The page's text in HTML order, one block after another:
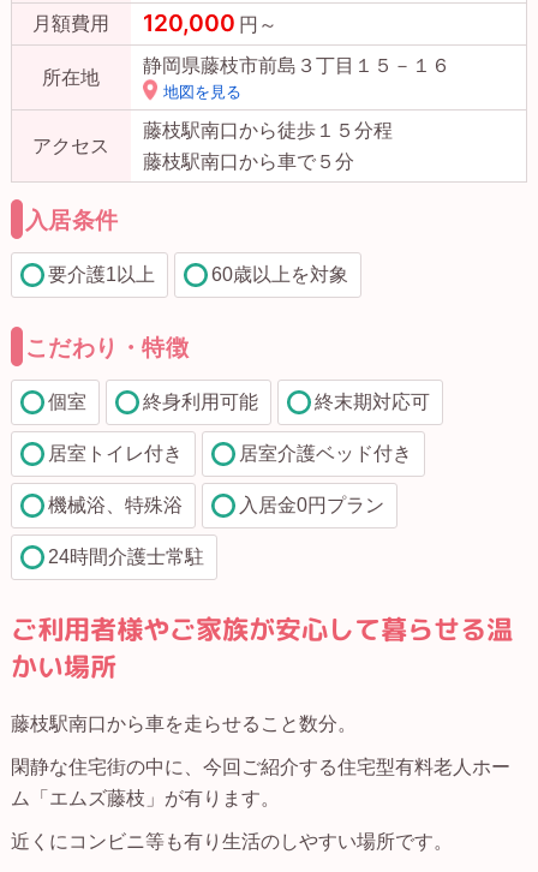
月額費用
120,000 円～
所在地
静岡県藤枝市前島３丁目１５－１６
地図を見る
アクセス
藤枝駅南口から徒歩１５分程
藤枝駅南口から車で５分
入居条件
要介護1以上 60歳以上を対象
こだわり・特徴
個室 終身利用可能 終末期対応可
居室トイレ付き 居室介護ベッド付き
機械浴、特殊浴 入居金0円プラン
24時間介護士常駐
ご利用者様やご家族が安心して暮らせる温
かい場所
藤枝駅南口から車を走らせること数分。
閑静な住宅街の中に、今回ご紹介する住宅型有料老人ホー
ム「エムズ藤枝」が有ります。
近くにコンビニ等も有り生活のしやすい場所です。